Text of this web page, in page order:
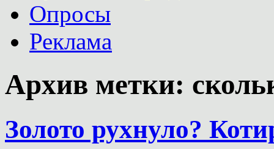
Опросы
Реклама
Архив метки:
Золото рухнуло?